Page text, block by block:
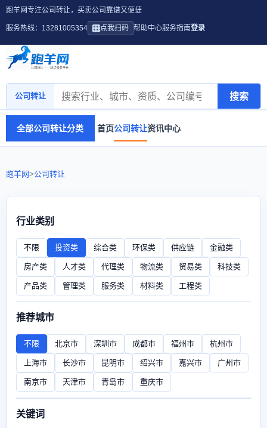
跑羊网专注公司转让，买卖公司靠谱又便捷
服务热线：13281005354 点我扫码 帮助中心服务指南登录
公司转让 搜索
全部公司转让分类 首页公司转让资讯中心
跑羊网>公司转让
行业类别
不限 投资类 综合类 环保类 供应链 金融类
房产类 人才类 代理类 物流类 贸易类 科技类
产品类 管理类 服务类 材料类 工程类
推荐城市
不限 北京市 深圳市 成都市 福州市 杭州市
上海市 长沙市 昆明市 绍兴市 嘉兴市 广州市
南京市 天津市 青岛市 重庆市
关键词